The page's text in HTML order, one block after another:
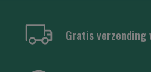
Gratis verzending